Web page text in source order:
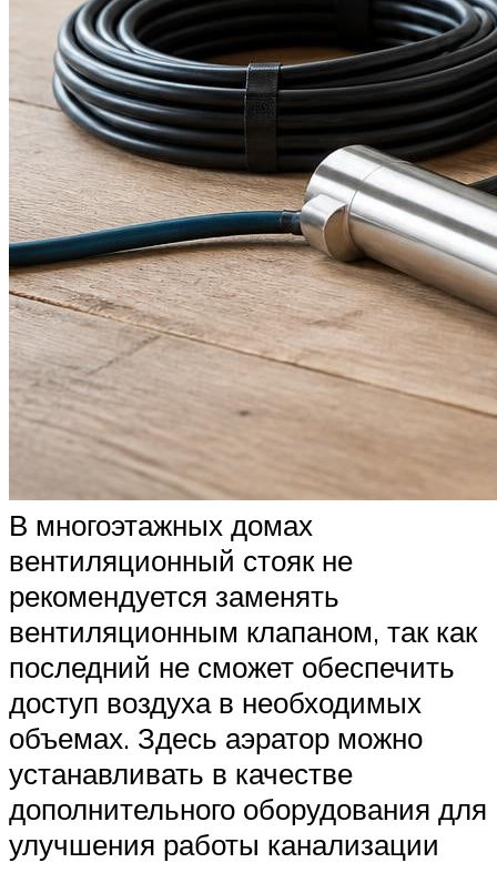
В многоэтажных домах
вентиляционный стояк не
рекомендуется заменять
вентиляционным клапаном, так как
последний не сможет обеспечить
доступ воздуха в необходимых
объемах. Здесь аэратор можно
устанавливать в качестве
дополнительного оборудования для
улучшения работы канализации